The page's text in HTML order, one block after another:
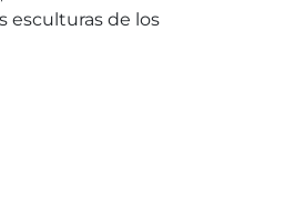
esculturas de los